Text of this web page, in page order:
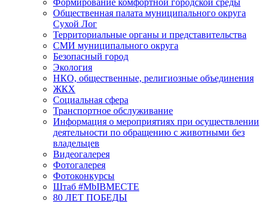
Формирование комфортной городской среды
Общественная палата муниципального округа
Сухой Лог
Территориальные органы и представительства
СМИ муниципального округа
Безопасный город
Экология
НКО, общественные, религиозные объединения
ЖКХ
Социальная сфера
Транспортное обслуживание
Информация о мероприятиях при осуществлении
деятельности по обращению с животными без
владельцев
Видеогалерея
Фотогалерея
Фотоконкурсы
Штаб #MbIBMECTE
80 ЛЕТ ПОБЕДЫ